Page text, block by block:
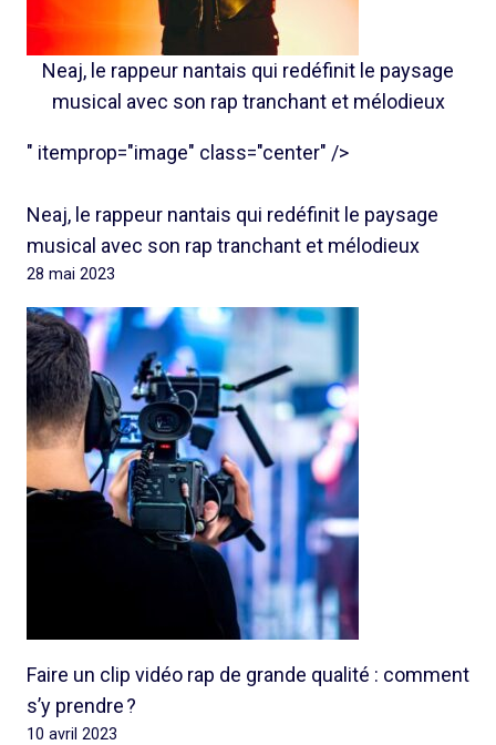
Neaj, le rappeur nantais qui redéfinit le paysage
musical avec son rap tranchant et mélodieux
" itemprop="image" class="center" />
Neaj, le rappeur nantais qui redéfinit le paysage
musical avec son rap tranchant et mélodieux
28 mai 2023
Faire un clip vidéo rap de grande qualité : comment
s’y prendre ?
10 avril 2023